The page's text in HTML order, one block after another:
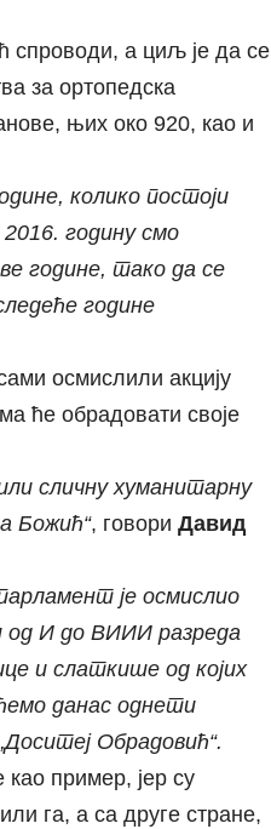
спроводи, а циљ је да се
за ортопедска
њих око 920, као и
колико постоји
годину смо
године, тако да се
године
осмислили акцију
ће обрадовати своје
сличну хуманитарну
Божић“, говори Давид
је осмислио
од И до ВИИИ разреда
и слаткише од којих
данас однети
Обрадовић“.
пример, јер су
га, а са друге стране,